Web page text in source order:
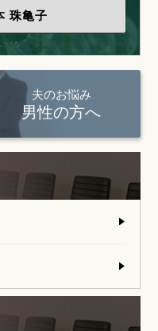
珠亀子
夫のお悩み
男性の方へ